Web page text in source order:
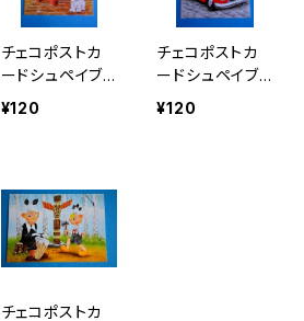
チェコポストカ
ードシュペイブ
ルとフルヴィネク
¥120
チェコポストカ
ードシュペイブ
ルとフルヴィー
¥120
チェコポストカ